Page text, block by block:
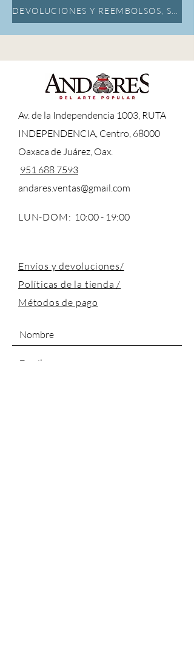
Av. de la Independencia 1003, RUTA
INDEPENDENCIA, Centro, 68000
Oaxaca de Juárez, Oax.
951 688 7593
andares.ventas@gmail.com
LUN-DOM: 10:00 - 19:00
Envíos y devoluciones/
Políticas de la tienda /
Métodos de pago